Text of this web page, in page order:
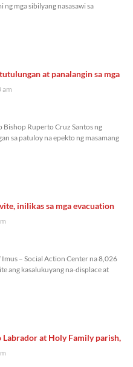
ng mga sibilyang nasasawi sa
at panalangin sa mga
am
Ruperto Cruz Santos ng
sa patuloy na epekto ng masamang
inilikas sa mga evacuation
– Social Action Center na 8,026
ang kasalukuyang na-displace at
at Holy Family parish,